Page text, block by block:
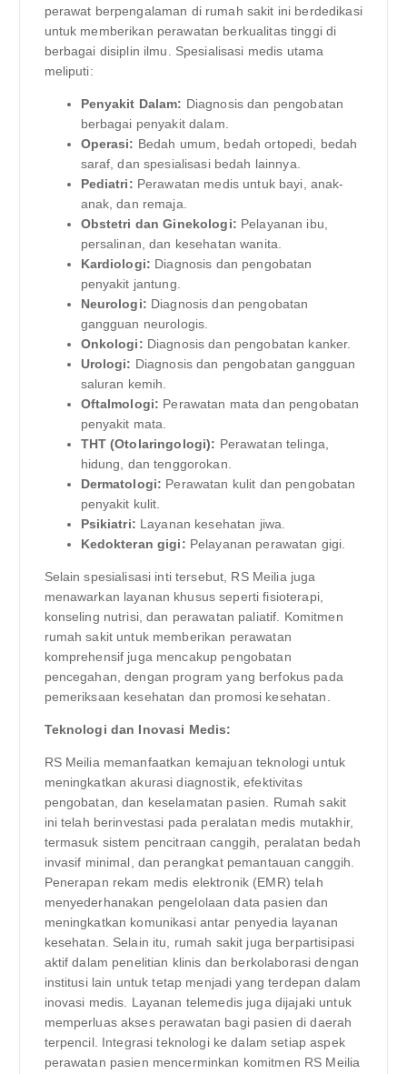
perawat berpengalaman di rumah sakit ini berdedikasi
untuk memberikan perawatan berkualitas tinggi di
berbagai disiplin ilmu. Spesialisasi medis utama
meliputi:
Penyakit Dalam: Diagnosis dan pengobatan
berbagai penyakit dalam.
Operasi: Bedah umum, bedah ortopedi, bedah
saraf, dan spesialisasi bedah lainnya.
Pediatri: Perawatan medis untuk bayi, anak-
anak, dan remaja.
Obstetri dan Ginekologi: Pelayanan ibu,
persalinan, dan kesehatan wanita.
Kardiologi: Diagnosis dan pengobatan
penyakit jantung.
Neurologi: Diagnosis dan pengobatan
gangguan neurologis.
Onkologi: Diagnosis dan pengobatan kanker.
Urologi: Diagnosis dan pengobatan gangguan
saluran kemih.
Oftalmologi: Perawatan mata dan pengobatan
penyakit mata.
THT (Otolaringologi): Perawatan telinga,
hidung, dan tenggorokan.
Dermatologi: Perawatan kulit dan pengobatan
penyakit kulit.
Psikiatri: Layanan kesehatan jiwa.
Kedokteran gigi: Pelayanan perawatan gigi.
Selain spesialisasi inti tersebut, RS Meilia juga
menawarkan layanan khusus seperti fisioterapi,
konseling nutrisi, dan perawatan paliatif. Komitmen
rumah sakit untuk memberikan perawatan
komprehensif juga mencakup pengobatan
pencegahan, dengan program yang berfokus pada
pemeriksaan kesehatan dan promosi kesehatan.
Teknologi dan Inovasi Medis:
RS Meilia memanfaatkan kemajuan teknologi untuk
meningkatkan akurasi diagnostik, efektivitas
pengobatan, dan keselamatan pasien. Rumah sakit
ini telah berinvestasi pada peralatan medis mutakhir,
termasuk sistem pencitraan canggih, peralatan bedah
invasif minimal, dan perangkat pemantauan canggih.
Penerapan rekam medis elektronik (EMR) telah
menyederhanakan pengelolaan data pasien dan
meningkatkan komunikasi antar penyedia layanan
kesehatan. Selain itu, rumah sakit juga berpartisipasi
aktif dalam penelitian klinis dan berkolaborasi dengan
institusi lain untuk tetap menjadi yang terdepan dalam
inovasi medis. Layanan telemedis juga dijajaki untuk
memperluas akses perawatan bagi pasien di daerah
terpencil. Integrasi teknologi ke dalam setiap aspek
perawatan pasien mencerminkan komitmen RS Meilia